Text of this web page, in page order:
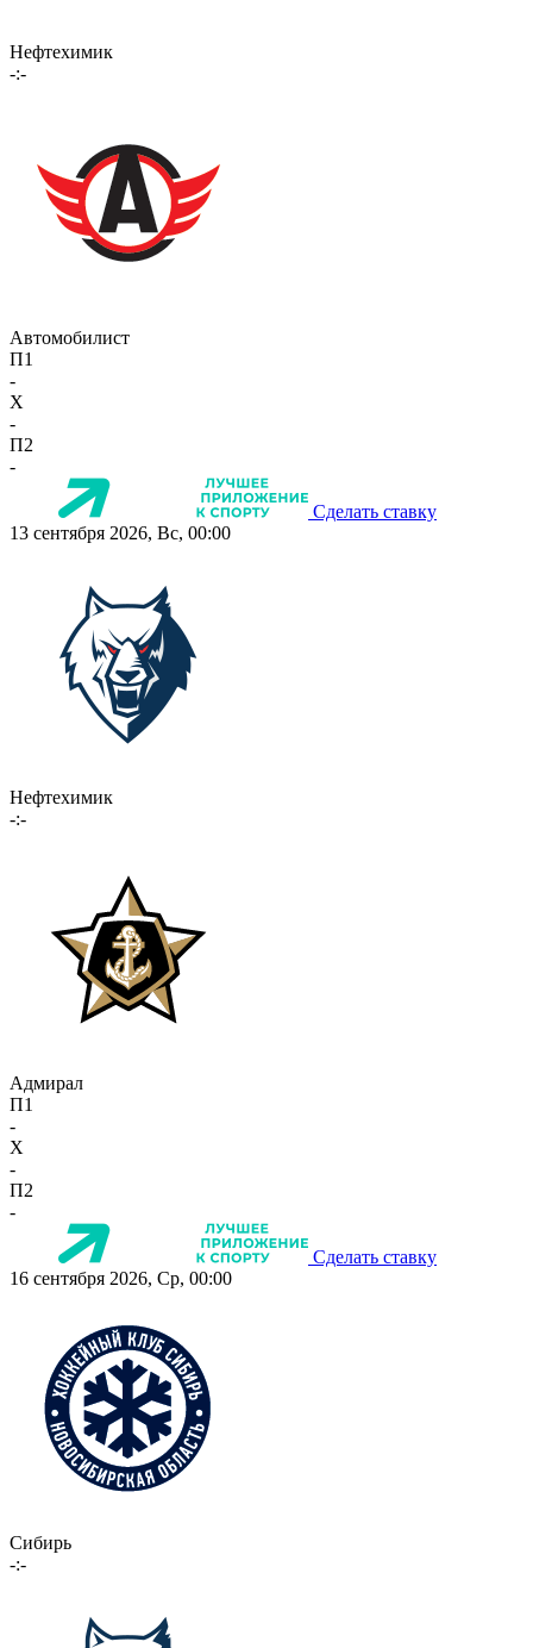
Нефтехимик
-:-
Автомобилист
П1
-
X
-
П2
-
Сделать ставку
13 сентября 2026, Вс, 00:00
Нефтехимик
-:-
Адмирал
П1
-
X
-
П2
-
Сделать ставку
16 сентября 2026, Ср, 00:00
Сибирь
-:-